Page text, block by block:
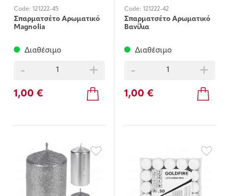
Code: 121222-45
Σπαρματσέτο Αρωματικό
Magnolia
Διαθέσιμο
- +
1,00 €
Code: 121222-42
Σπαρματσέτο Αρωματικό
Βανίλια
Διαθέσιμο
- +
1,00 €